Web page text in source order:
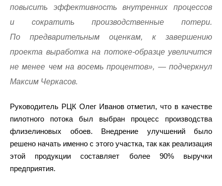
повысить эффективность внутренних процессов
и сократить производственные потери.
По предварительным оценкам, к завершению
проекта выработка на потоке-образце увеличится
не менее чем на восемь процентов», — подчеркнул
Максим Черкасов.
Руководитель РЦК Олег Иванов отметил, что в качестве
пилотного потока был выбран процесс производства
флизелиновых обоев. Внедрение улучшений было
решено начать именно с этого участка, так как реализация
этой продукции составляет более 90% выручки
предприятия.